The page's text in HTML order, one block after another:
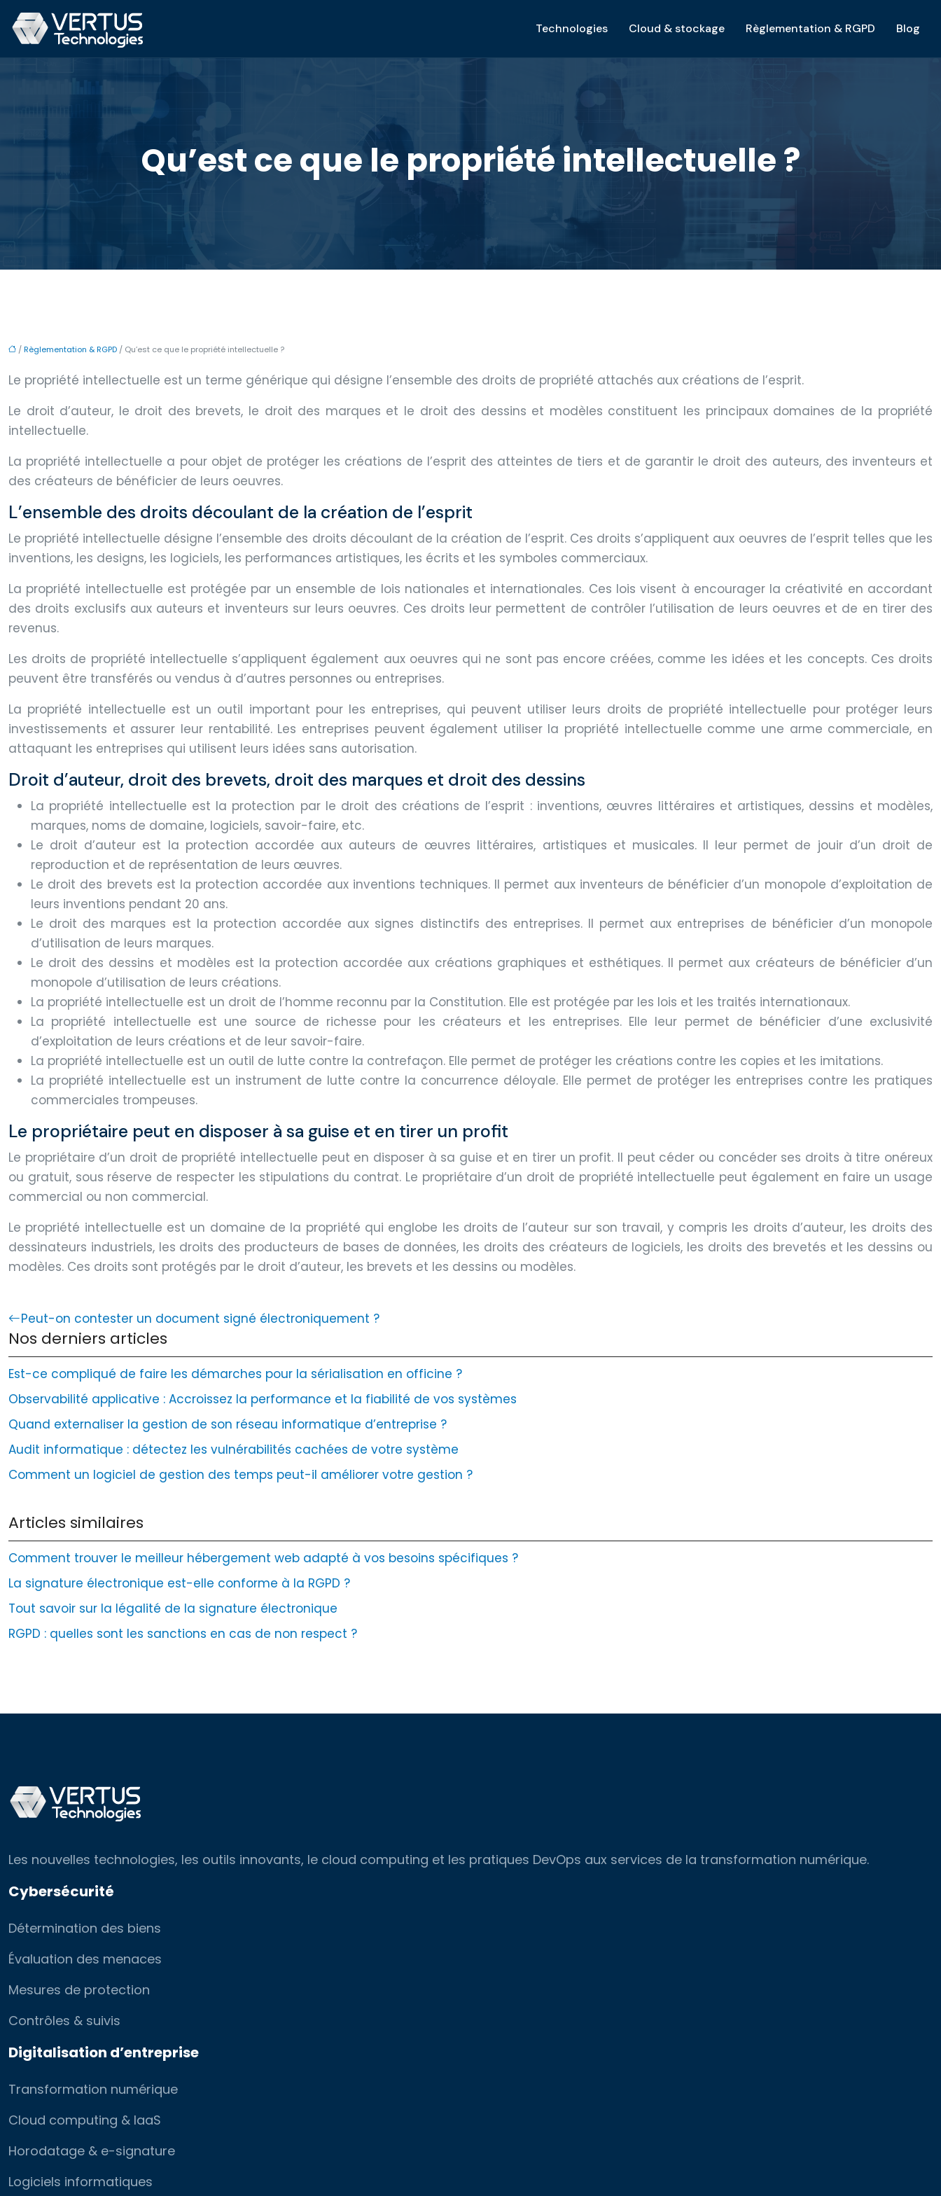
Technologies Cloud & stockage Règlementation & RGPD Blog
Qu’est ce que le propriété intellectuelle ?
/Règlementation & RGPD / Qu’est ce que le propriété intellectuelle ?
Le propriété intellectuelle est un terme générique qui désigne l’ensemble des droits de propriété attachés aux créations de l’esprit.
Le droit d’auteur, le droit des brevets, le droit des marques et le droit des dessins et modèles constituent les principaux domaines de la propriété
intellectuelle.
La propriété intellectuelle a pour objet de protéger les créations de l’esprit des atteintes de tiers et de garantir le droit des auteurs, des inventeurs et
des créateurs de bénéficier de leurs oeuvres.
L’ensemble des droits découlant de la création de l’esprit
Le propriété intellectuelle désigne l’ensemble des droits découlant de la création de l’esprit. Ces droits s’appliquent aux oeuvres de l’esprit telles que les
inventions, les designs, les logiciels, les performances artistiques, les écrits et les symboles commerciaux.
La propriété intellectuelle est protégée par un ensemble de lois nationales et internationales. Ces lois visent à encourager la créativité en accordant
des droits exclusifs aux auteurs et inventeurs sur leurs oeuvres. Ces droits leur permettent de contrôler l’utilisation de leurs oeuvres et de en tirer des
revenus.
Les droits de propriété intellectuelle s’appliquent également aux oeuvres qui ne sont pas encore créées, comme les idées et les concepts. Ces droits
peuvent être transférés ou vendus à d’autres personnes ou entreprises.
La propriété intellectuelle est un outil important pour les entreprises, qui peuvent utiliser leurs droits de propriété intellectuelle pour protéger leurs
investissements et assurer leur rentabilité. Les entreprises peuvent également utiliser la propriété intellectuelle comme une arme commerciale, en
attaquant les entreprises qui utilisent leurs idées sans autorisation.
Droit d’auteur, droit des brevets, droit des marques et droit des dessins
La propriété intellectuelle est la protection par le droit des créations de l’esprit : inventions, œuvres littéraires et artistiques, dessins et modèles,
marques, noms de domaine, logiciels, savoir-faire, etc.
Le droit d’auteur est la protection accordée aux auteurs de œuvres littéraires, artistiques et musicales. Il leur permet de jouir d’un droit de
reproduction et de représentation de leurs œuvres.
Le droit des brevets est la protection accordée aux inventions techniques. Il permet aux inventeurs de bénéficier d’un monopole d’exploitation de
leurs inventions pendant 20 ans.
Le droit des marques est la protection accordée aux signes distinctifs des entreprises. Il permet aux entreprises de bénéficier d’un monopole
d’utilisation de leurs marques.
Le droit des dessins et modèles est la protection accordée aux créations graphiques et esthétiques. Il permet aux créateurs de bénéficier d’un
monopole d’utilisation de leurs créations.
La propriété intellectuelle est un droit de l’homme reconnu par la Constitution. Elle est protégée par les lois et les traités internationaux.
La propriété intellectuelle est une source de richesse pour les créateurs et les entreprises. Elle leur permet de bénéficier d’une exclusivité
d’exploitation de leurs créations et de leur savoir-faire.
La propriété intellectuelle est un outil de lutte contre la contrefaçon. Elle permet de protéger les créations contre les copies et les imitations.
La propriété intellectuelle est un instrument de lutte contre la concurrence déloyale. Elle permet de protéger les entreprises contre les pratiques
commerciales trompeuses.
Le propriétaire peut en disposer à sa guise et en tirer un profit
Le propriétaire d’un droit de propriété intellectuelle peut en disposer à sa guise et en tirer un profit. Il peut céder ou concéder ses droits à titre onéreux
ou gratuit, sous réserve de respecter les stipulations du contrat. Le propriétaire d’un droit de propriété intellectuelle peut également en faire un usage
commercial ou non commercial.
Le propriété intellectuelle est un domaine de la propriété qui englobe les droits de l’auteur sur son travail, y compris les droits d’auteur, les droits des
dessinateurs industriels, les droits des producteurs de bases de données, les droits des créateurs de logiciels, les droits des brevetés et les dessins ou
modèles. Ces droits sont protégés par le droit d’auteur, les brevets et les dessins ou modèles.
Peut-on contester un document signé électroniquement ?
Nos derniers articles
Est-ce compliqué de faire les démarches pour la sérialisation en officine ?
Observabilité applicative : Accroissez la performance et la fiabilité de vos systèmes
Quand externaliser la gestion de son réseau informatique d’entreprise ?
Audit informatique : détectez les vulnérabilités cachées de votre système
Comment un logiciel de gestion des temps peut-il améliorer votre gestion ?
Articles similaires
Comment trouver le meilleur hébergement web adapté à vos besoins spécifiques ?
La signature électronique est-elle conforme à la RGPD ?
Tout savoir sur la légalité de la signature électronique
RGPD : quelles sont les sanctions en cas de non respect ?
Les nouvelles technologies, les outils innovants, le cloud computing et les pratiques DevOps aux services de la transformation numérique.
Cybersécurité
Détermination des biens
Évaluation des menaces
Mesures de protection
Contrôles & suivis
Digitalisation d’entreprise
Transformation numérique
Cloud computing & IaaS
Horodatage & e-signature
Logiciels informatiques